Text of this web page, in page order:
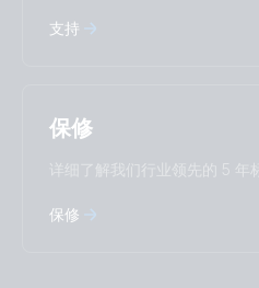
支持
保修
详细了解我们行业领先的 5 年
保修